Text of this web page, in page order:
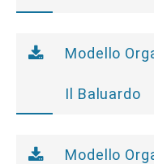
Modello
Il Baluardo
Modello